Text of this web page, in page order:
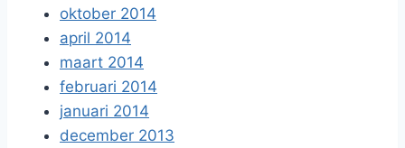
oktober 2014
april 2014
maart 2014
februari 2014
januari 2014
december 2013